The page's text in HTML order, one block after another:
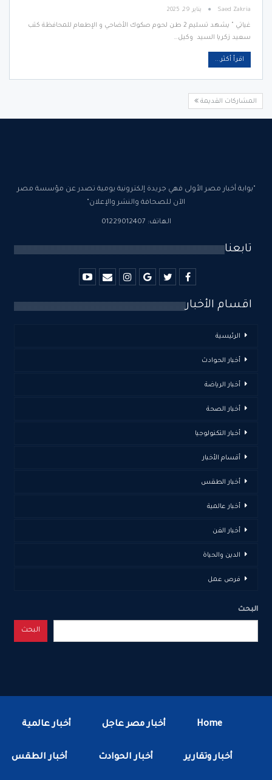
Saed Zakria يناير 29, 2025
غياتي " يشهد تسليم 2 طن لحوم صكوك الأضاحي و الإطعام للمحافظة كتب
سعيد زكريا السيد وكيل…
اقرأ أكثر...
المشاركات القديمة
"بوابة أخبار مصر الأولى فهي جريدة إلكترونية يومية تصدر عن مؤسسة مصر
الآن للصحافة والنشر والإعلان"
الهاتف: 01229012407
تابعنا
اقسام الأخبار
الرئيسية
أخبار الحوادث
أخبار الرياضة
أخبار الصحة
أخبار التكنولوجيا
أقسام الأخبار
أخبار الطقس
أخبار عالمية
أخبار الفن
الدين والحياة
فرص عمل
البحث
البحث
Home أخبار مصر عاجل أخبار عالمية
أخبار وتقارير أخبار الحوادث أخبار الطقس